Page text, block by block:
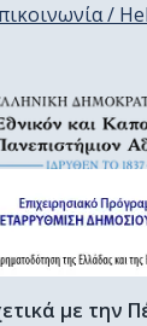
/
με την